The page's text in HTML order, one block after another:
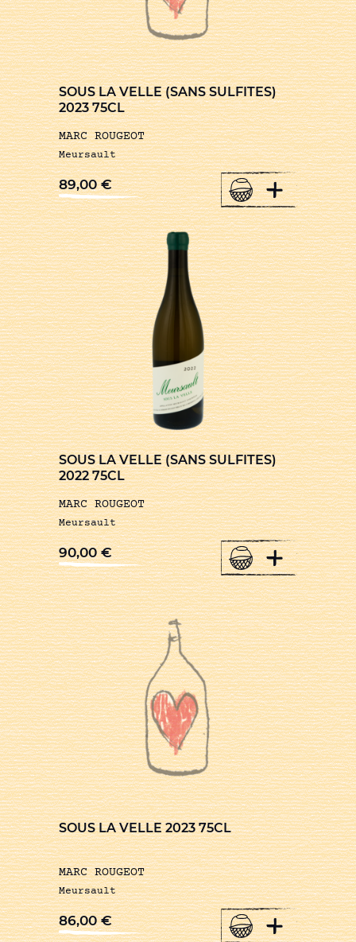
SOUS LA VELLE (SANS SULFITES)
2023 75CL
MARC ROUGEOT
Meursault
89,00€ +
SOUS LA VELLE (SANS SULFITES)
2022 75CL
MARC ROUGEOT
Meursault
90,00€ +
SOUS LA VELLE 2023 75CL
MARC ROUGEOT
Meursault
86,00€ +